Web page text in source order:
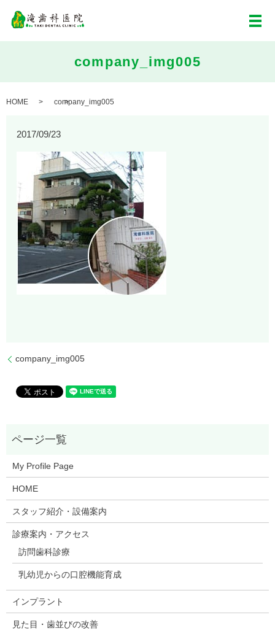
メ
company_img005
HOME company_img005
2017/09/23
company_img005
My Profile Page
HOME
スタッフ紹介・設備案内
診療案内・アクセス
訪問歯科診療
乳幼児からの口腔機能育成
インプラント
見た目・歯並びの改善